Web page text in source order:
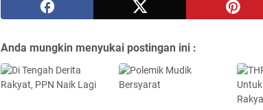
Anda mungkin menyukai postingan ini :